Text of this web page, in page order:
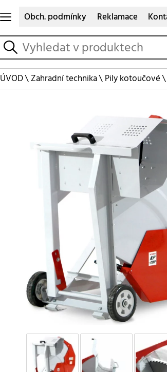
Obch. podmínky Reklamace
vyhledat
ÚVOD\Zahradní technika\Pily kotoučové\